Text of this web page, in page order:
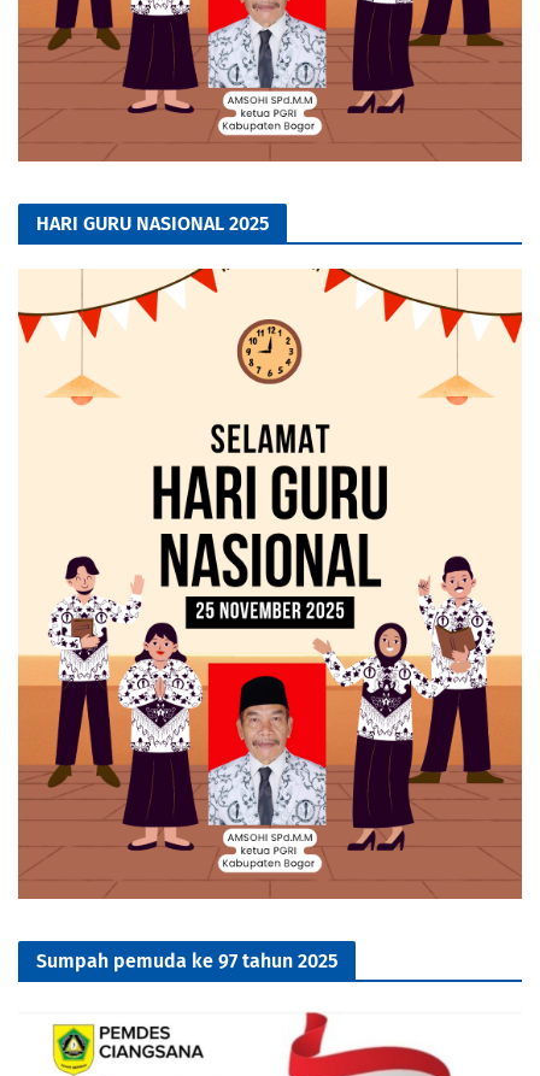
HARI GURU NASIONAL 2025
Sumpah pemuda ke 97 tahun 2025